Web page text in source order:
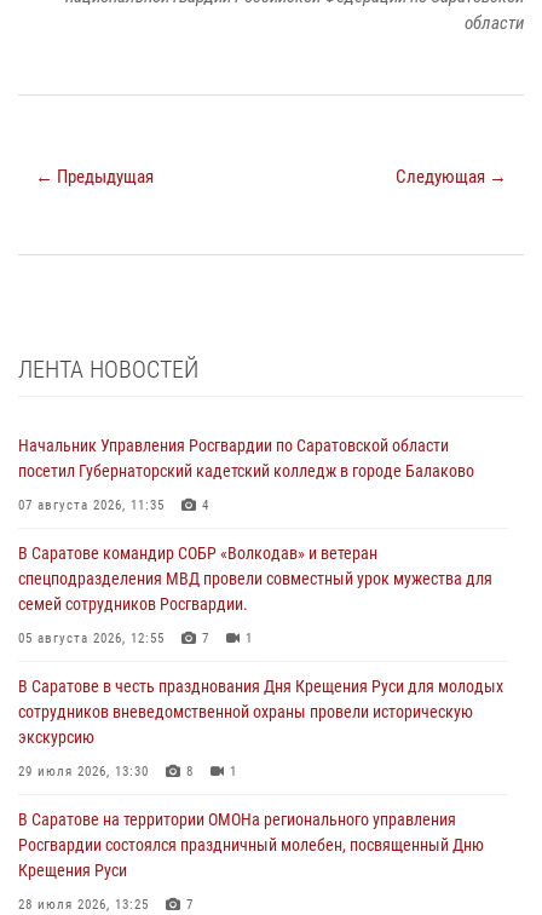
области
← Предыдущая Следующая →
ЛЕНТА НОВОСТЕЙ
Начальник Управления Росгвардии по Саратовской области
посетил Губернаторский кадетский колледж в городе Балаково
07 августа 2026, 11:35 4
В Саратове командир СОБР «Волкодав» и ветеран
спецподразделения МВД провели совместный урок мужества для
семей сотрудников Росгвардии.
05 августа 2026, 12:55 7 1
В Саратове в честь празднования Дня Крещения Руси для молодых
сотрудников вневедомственной охраны провели историческую
экскурсию
29 июля 2026, 13:30 8 1
В Саратове на территории ОМОНа регионального управления
Росгвардии состоялся праздничный молебен, посвященный Дню
Крещения Руси
28 июля 2026, 13:25 7